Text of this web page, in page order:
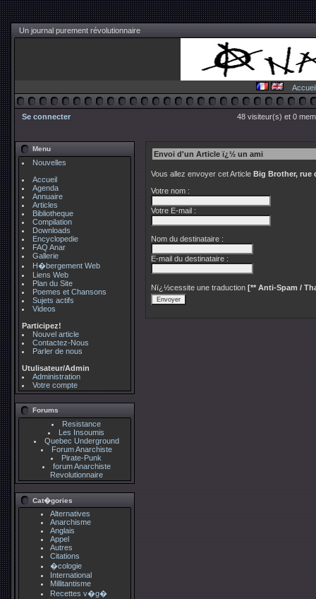
Un journal purement révolutionnaire
Accueil
Se connecter 48 visiteur(s) et 0
Menu
Nouvelles
Accueil
Agenda
Annuaire
Articles
Bibliotheque
Compilation
Downloads
Encyclopedie
FAQ Anar
Gallerie
H�bergement Web
Liens Web
Plan du Site
Poemes et Chansons
Sujets actifs
Videos
Participez!
Nouvel article
Contactez-Nous
Parler de nous
Utulisateur/Admin
Administration
Votre compte
Forums
Resistance
Les Insoumis
Quebec Underground
Forum Anarchiste
Pirate-Punk
forum Anarchiste
Revolutionnaire
Cat�gories
Alternatives
Anarchisme
Anglais
Appel
Autres
Citations
�cologie
International
Millitantisme
Recettes v�g�
Envoi d'un Article ï¿½ un ami
Vous allez envoyer cet Article Big Brother, rue
Votre nom :
Votre E-mail :
Nom du destinataire :
E-mail du destinataire :
Nï¿½cessite une traduction [** Anti-Spam /